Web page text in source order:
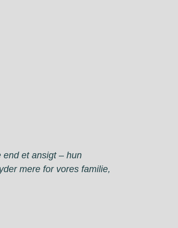
end et ansigt – hun
mere for vores familie,